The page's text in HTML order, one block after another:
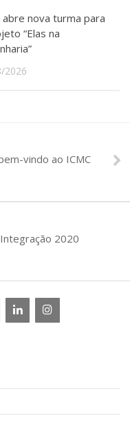
abre nova turma para
“Elas na
2026
vindo ao ICMC
2020